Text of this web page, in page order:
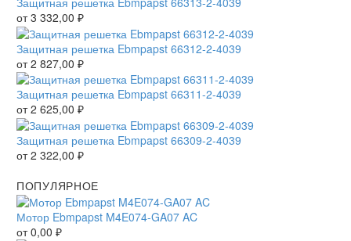
от3 332,00 ₽
Защитная решетка Ebmpapst 66312-2-4039
от2 827,00 ₽
Защитная решетка Ebmpapst 66311-2-4039
от2 625,00 ₽
Защитная решетка Ebmpapst 66309-2-4039
от2 322,00 ₽
ПОПУЛЯРНОЕ
Мотор Ebmpapst M4E074-GA07 AC
от0,00 ₽